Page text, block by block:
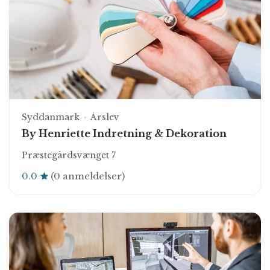
Syddanmark Årslev
By Henriette Indretning & Dekoration
Præstegårdsvænget 7
0.0 (0 anmeldelser)